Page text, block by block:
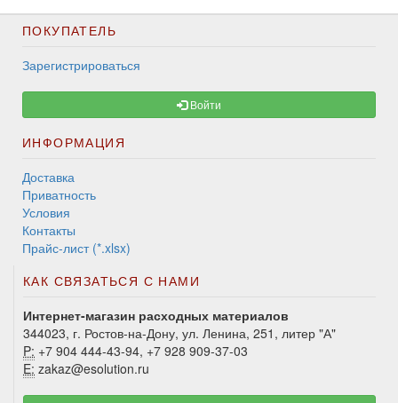
ПОКУПАТЕЛЬ
Зарегистрироваться
Войти
ИНФОРМАЦИЯ
Доставка
Приватность
Условия
Контакты
Прайс-лист (*.xlsx)
КАК СВЯЗАТЬСЯ С НАМИ
Интернет-магазин расходных материалов
344023, г. Ростов-на-Дону, ул. Ленина, 251, литер "А"
P: +7 904 444-43-94, +7 928 909-37-03
E: zakaz@esolution.ru